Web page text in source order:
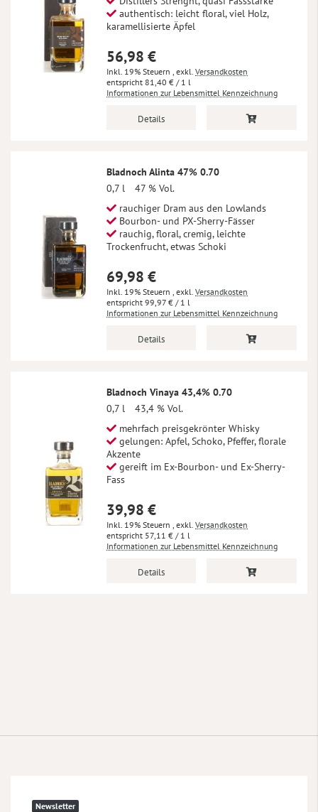
authentisch: leicht floral, viel Holz,
karamellisierte Äpfel
56,98 €
Inkl. 19% Steuern , exkl. Versandkosten
81,40 € / 1 l
Informationen zur Lebensmittel Kennzeichnung
Details
Bladnoch Alinta 47% 0.70
0,7 l
47 % Vol.
rauchiger Dram aus den Lowlands
Bourbon- und PX-Sherry-Fässer
rauchig, floral, cremig, leichte
Trockenfrucht, etwas Schoki
69,98 €
Inkl. 19% Steuern , exkl. Versandkosten
99,97 € / 1 l
Informationen zur Lebensmittel Kennzeichnung
Details
Bladnoch Vinaya 43,4% 0.70
0,7 l
43,4 % Vol.
mehrfach preisgekrönter Whisky
gelungen: Apfel, Schoko, Pfeffer, florale
Akzente
gereift im Ex-Bourbon- und Ex-Sherry-
Fass
39,98 €
Inkl. 19% Steuern , exkl. Versandkosten
57,11 € / 1 l
Informationen zur Lebensmittel Kennzeichnung
Details
Newsletter